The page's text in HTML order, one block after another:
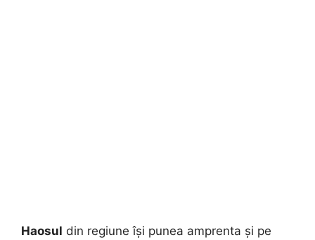
Haosul din regiune își punea amprenta și pe